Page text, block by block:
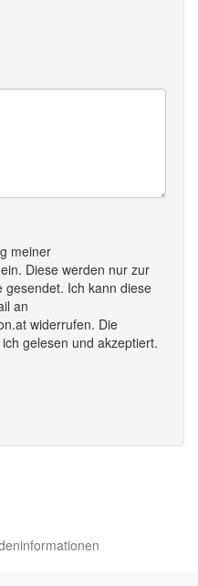
meiner
Diese werden nur zur
gesendet. Ich kann diese
an
widerrufen. Die
gelesen und akzeptiert.